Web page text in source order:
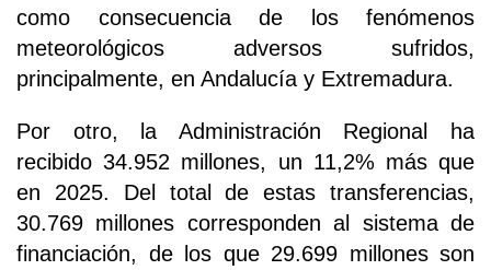
como consecuencia de los fenómenos
meteorológicos adversos sufridos,
principalmente, en Andalucía y Extremadura.
Por otro, la Administración Regional ha
recibido 34.952 millones, un 11,2% más que
en 2025. Del total de estas transferencias,
30.769 millones corresponden al sistema de
financiación, de los que 29.699 millones son